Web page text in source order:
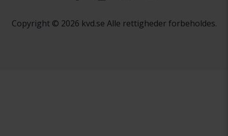
Copyright © 2026 kvd.se Alle rettigheder forbeholdes.